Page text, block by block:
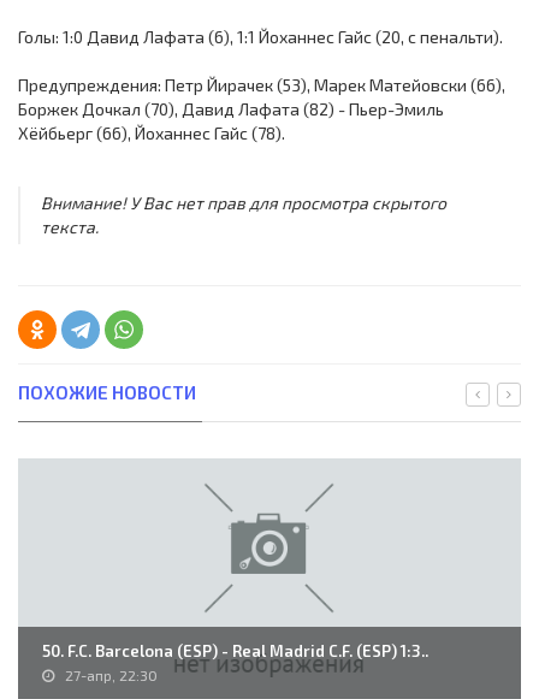
Голы: 1:0 Давид Лафата (6), 1:1 Йоханнес Гайс (20, с пенальти).
Предупреждения: Петр Йирачек (53), Марек Матейовски (66),
Боржек Дочкал (70), Давид Лафата (82) - Пьер-Эмиль
Хёйбьерг (66), Йоханнес Гайс (78).
Внимание! У Вас нет прав для просмотра скрытого
текста.
ПОХОЖИЕ НОВОСТИ
50. F.C. Barcelona (ESP) - Real Madrid C.F. (ESP) 1:3..
27-апр, 22:30